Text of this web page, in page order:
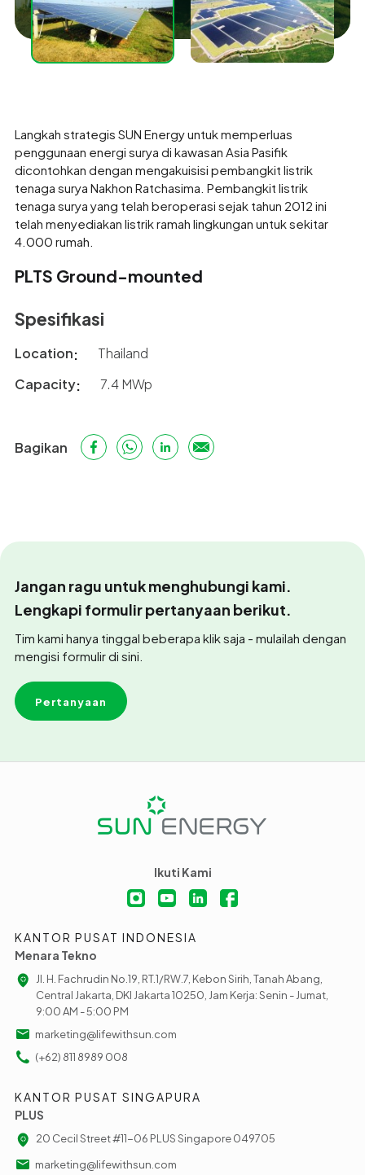
Langkah strategis SUN Energy untuk memperluas
penggunaan energi surya di kawasan Asia Pasifik
dicontohkan dengan mengakuisisi pembangkit listrik
tenaga surya Nakhon Ratchasima. Pembangkit listrik
tenaga surya yang telah beroperasi sejak tahun 2012 ini
telah menyediakan listrik ramah lingkungan untuk sekitar
4.000 rumah.
PLTS Ground-mounted
Spesifikasi
Location
Thailand
Capacity
7.4 MWp
Bagikan
Jangan ragu untuk menghubungi kami.
Lengkapi formulir pertanyaan berikut.
Tim kami hanya tinggal beberapa klik saja - mulailah dengan
mengisi formulir di sini.
Pertanyaan
Ikuti Kami
KANTOR PUSAT INDONESIA
Menara Tekno
Jl. H. Fachrudin No.19, RT.1/RW.7, Kebon Sirih, Tanah Abang,
Central Jakarta, DKI Jakarta 10250, Jam Kerja: Senin - Jumat,
9:00 AM - 5:00 PM
marketing@lifewithsun.com
(+62) 811 8989 008
KANTOR PUSAT SINGAPURA
PLUS
20 Cecil Street #11-06 PLUS Singapore 049705
marketing@lifewithsun.com